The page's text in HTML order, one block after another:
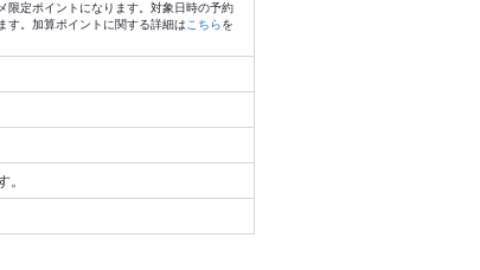
定ポイントになります。対象日時の予約
す。加算ポイントに関する詳細は こちらを